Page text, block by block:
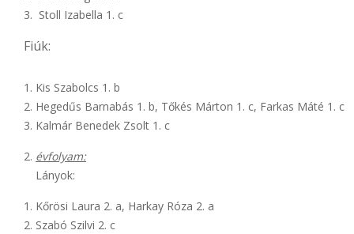
Stoll Izabella 1. c
Fiúk:
Kis Szabolcs 1. b
Hegedűs Barnabás 1. b, Tőkés Márton 1. c, Farkas Máté 1. c
Kalmár Benedek Zsolt 1. c
évfolyam:
Lányok:
Kőrösi Laura 2. a, Harkay Róza 2. a
Szabó Szilvi 2. c